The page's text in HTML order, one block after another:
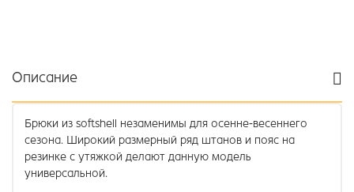
Описание
Брюки из softshell незаменимы для осенне-весеннего
сезона. Широкий размерный ряд штанов и пояс на
резинке с утяжкой делают данную модель
универсальной.